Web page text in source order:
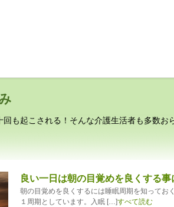
も起こされる！そんな介護生活者も多数お
良い一日は朝の目覚めを良くする
朝の目覚めを良くするには睡眠周期を知ってお
１周期としています。入眠 […]すべて読む